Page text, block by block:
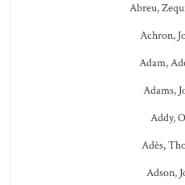
Abreu,
Achron,
Adam,
Adams,
Addy,
Adès,
Adson,